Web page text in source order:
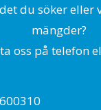
du söker eller
mängder?
oss på telefon